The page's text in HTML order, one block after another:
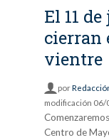
El 11
cierran
vientre
por
modificación 06/
Centro de